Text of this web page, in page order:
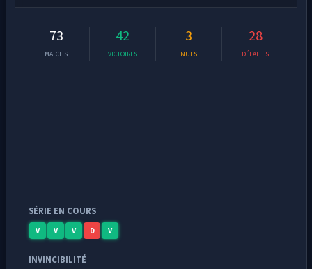
73
MATCHS
42
VICTOIRES
3
NULS
28
DÉFAITES
SÉRIE EN COURS
V V V D V
INVINCIBILITÉ